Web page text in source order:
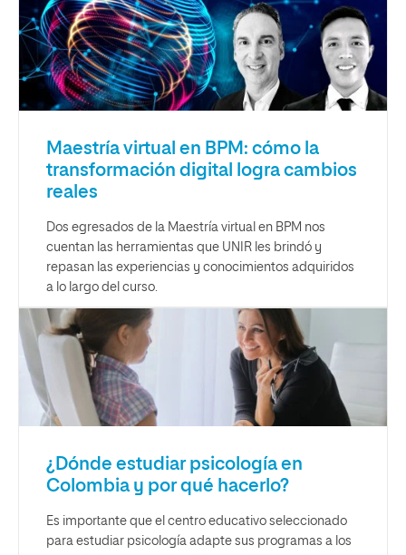
Maestría virtual en BPM: cómo la
transformación digital logra cambios
reales
Dos egresados de la Maestría virtual en BPM nos
cuentan las herramientas que UNIR les brindó y
repasan las experiencias y conocimientos adquiridos
a lo largo del curso.
¿Dónde estudiar psicología en
Colombia y por qué hacerlo?
Es importante que el centro educativo seleccionado
para estudiar psicología adapte sus programas a los